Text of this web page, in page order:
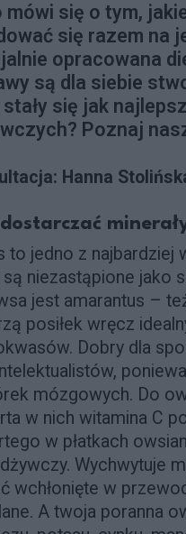
mówi się o tym,
się razem na
opracowana
są dla siebie
się jak
Poznaj
Hanna
to jedno z
są niezastąpione jako
jest amarantus –
posiłek wręcz
Dobry dla
intelektualistów,
mózgowych. Do
w nich witamina C
w płatkach
Wychwytuje
wchłonięte w
A twoja poranna